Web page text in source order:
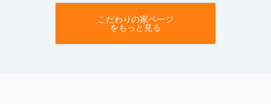
こだわりの家ページ
をもっと見る